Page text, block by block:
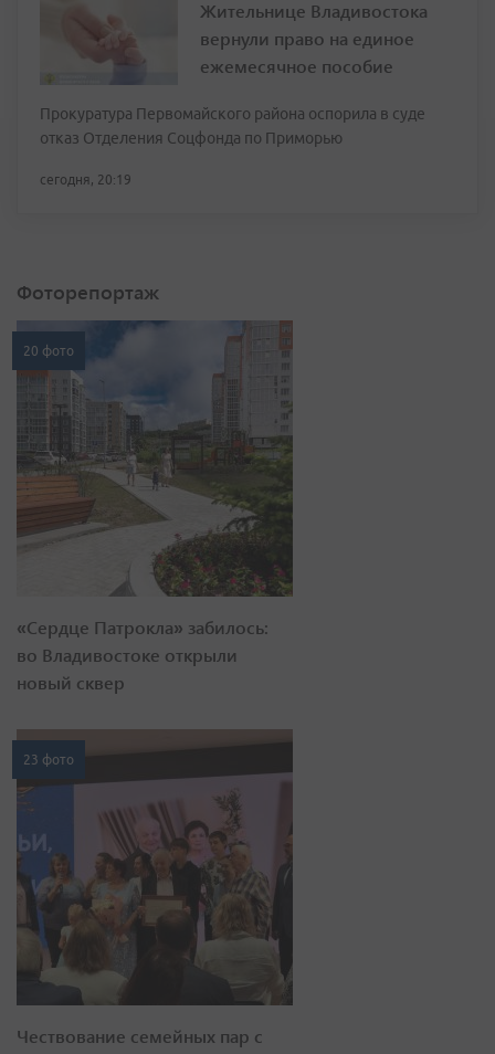
Жительнице Владивостока
вернули право на единое
ежемесячное пособие
Прокуратура Первомайского района оспорила в суде
отказ Отделения Соцфонда по Приморью
сегодня, 20:19
Фоторепортаж
20 фото
«Сердце Патрокла» забилось:
во Владивостоке открыли
новый сквер
23 фото
Чествование семейных пар с